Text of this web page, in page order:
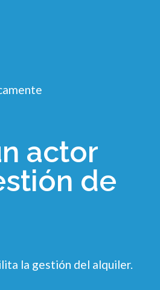
actor
de
la gestión del alquiler.